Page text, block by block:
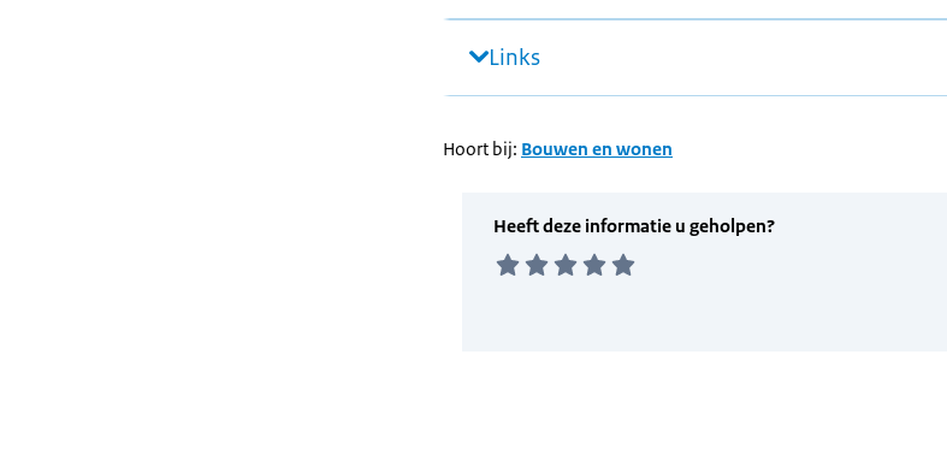
Links
Hoort bij: Bouwen en wonen